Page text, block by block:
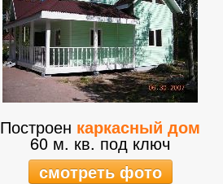
Построен каркасный дом
60 м. кв. под ключ
смотреть фото